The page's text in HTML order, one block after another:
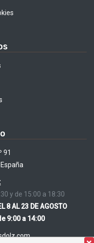
91
y de 15:00 a 18:30
8 AL 23 DE AGOSTO
9:00 a 14:00